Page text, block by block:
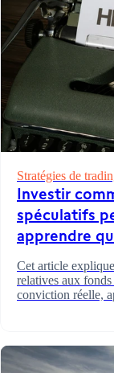
Stratégies de
Investir
spéculatifs
apprendre
Cet article
relatives aux
conviction réelle,